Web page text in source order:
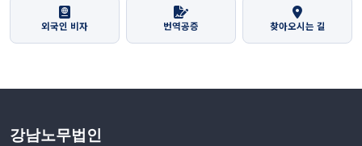
외국인 비자 번역공증 찾아오시는 길
강남노무법인